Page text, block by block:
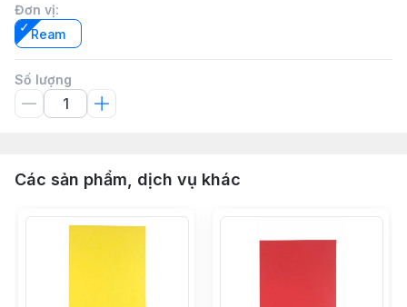
Đơn vị:
Ream
Số lượng
Các sản phẩm, dịch vụ khác